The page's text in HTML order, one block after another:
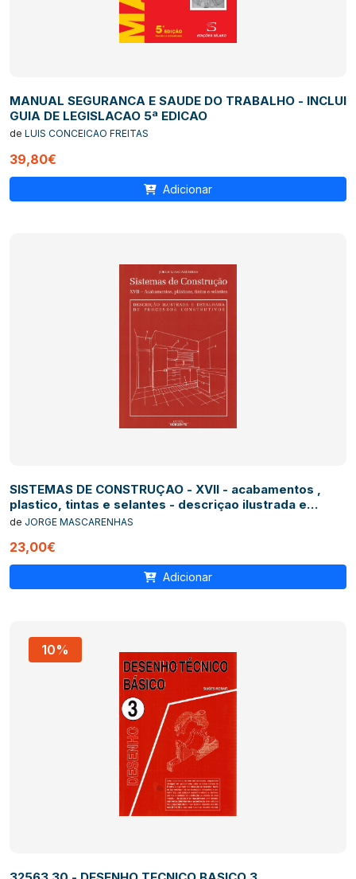
MANUAL SEGURANCA E SAUDE DO TRABALHO - INCLUI
GUIA DE LEGISLACAO 5ª EDICAO
de LUIS CONCEICAO FREITAS
39,80€
Adicionar
SISTEMAS DE CONSTRUÇAO - XVII - acabamentos ,
plastico, tintas e selantes - descriçao ilustrada e
detalhada de processos construtivos
de JORGE MASCARENHAS
23,00€
Adicionar
10%